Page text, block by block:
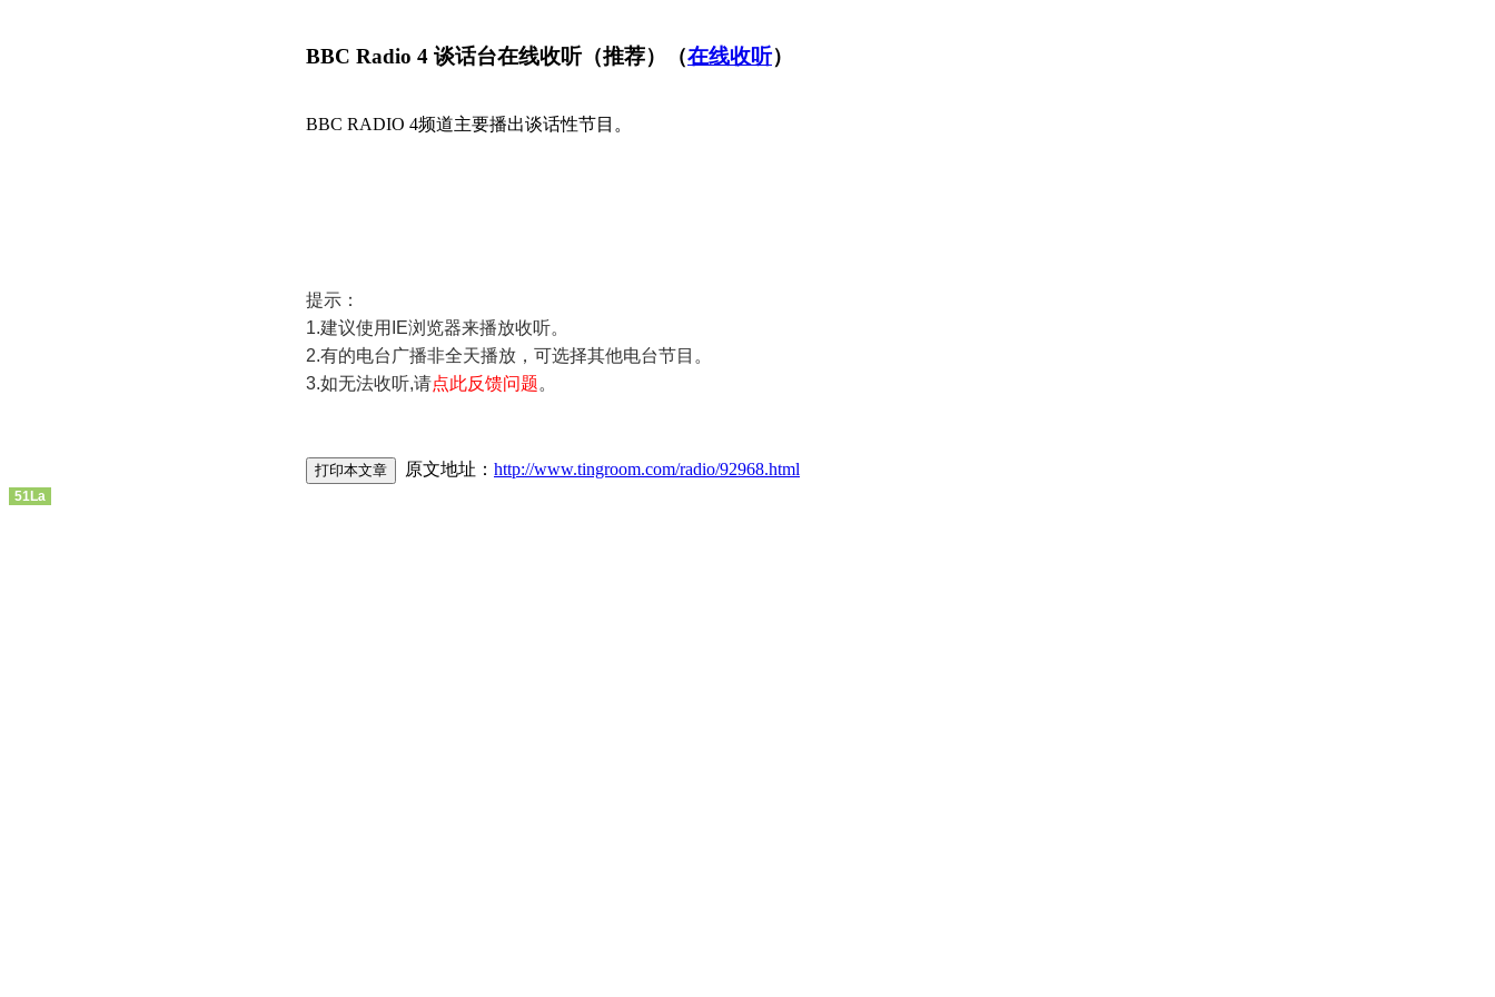
BBC Radio 4 谈话台在线收听（推荐）（在线收听）
BBC RADIO 4频道主要播出谈话性节目。
提示：
1.建议使用IE浏览器来播放收听。
2.有的电台广播非全天播放，可选择其他电台节目。
3.如无法收听,请点此反馈问题。
原文地址： http://www.tingroom.com/radio/92968.html
51La